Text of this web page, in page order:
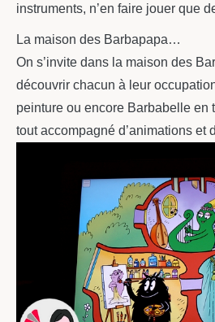
instruments, n’en faire jouer que
La maison des Barbapapa…
On s’invite dans la maison des
découvrir chacun à leur
peinture ou encore Barbabelle en
tout accompagné d’animations et